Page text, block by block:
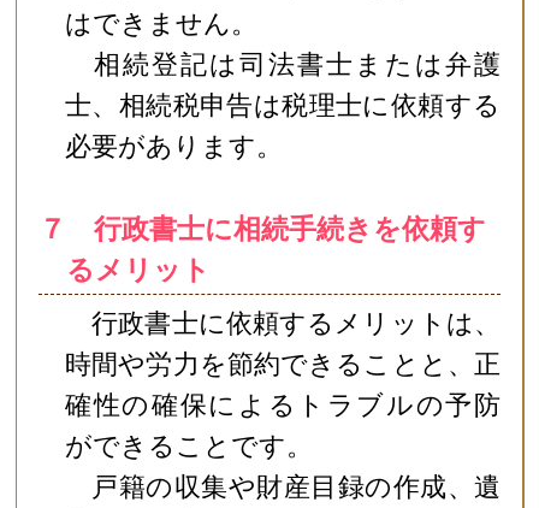
はできません。
相続登記は司法書士または弁護
士、相続税申告は税理士に依頼する
必要があります。
７ 行政書士に相続手続きを依頼す
るメリット
行政書士に依頼するメリットは、
時間や労力を節約できることと、正
確性の確保によるトラブルの予防
ができることです。
戸籍の収集や財産目録の作成、遺